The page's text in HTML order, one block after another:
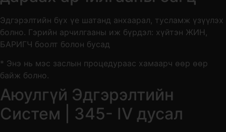
Эдгэрэлтийн бүх үе шатанд анхаарал, тусламж үзүүлэх
болно. Гэрийн арчилгааны иж бүрдэл: хүйтэн ЖИН,
БАРИГЧ боолт болон бусад
* Энэ нь мэс заслын процедураас хамаарч өөр өөр
байж болно.
Аюулгүй Эдгэрэлтийн
Систем | 345- IV дусал